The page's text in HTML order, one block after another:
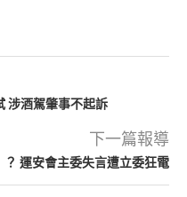
涉酒駕肇事不起訴
下一篇報導
運安會主委失言遭立委狂電